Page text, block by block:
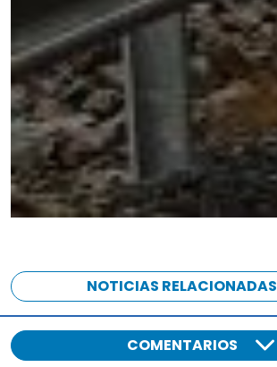
NOTICIAS RELACIONADAS
COMENTARIOS